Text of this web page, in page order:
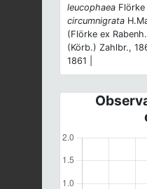
leucophaea Flörke
circumnigrata
(Flörke ex
(Körb.) Zahlbr.,
1861 |